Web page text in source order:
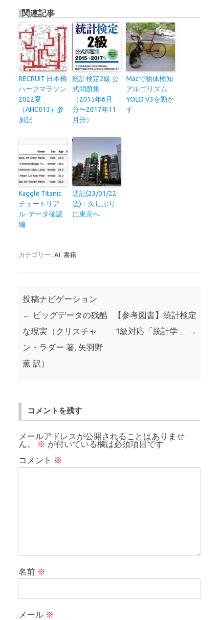
関連記事
RECRUIT 日本橋
ハーフマラソン
2022夏
（AHC013）参
加記
統計検定2級 公
式問題集
（2015年6月
分〜2017年11
月分）
Macで物体検知
アルゴリズム
YOLO V3を動か
す
Kaggle Titanic
チュートリア
ル: データ確認
編
週記(23/01/22
週)：久しぶり
に東京へ
カテゴリー: AI 書籍
投稿ナビゲーション
← ビッグデータの残酷
な現実（クリスチャ
ン・ラダー 著, 矢羽野
薫 訳）
【参考図書】統計検定
1級対応「統計学」
→
コメントを残す
メールアドレスが公開されることはありませ
ん。
※ が付いている欄は必須項目です
コメント ※
名前 ※
メール ※